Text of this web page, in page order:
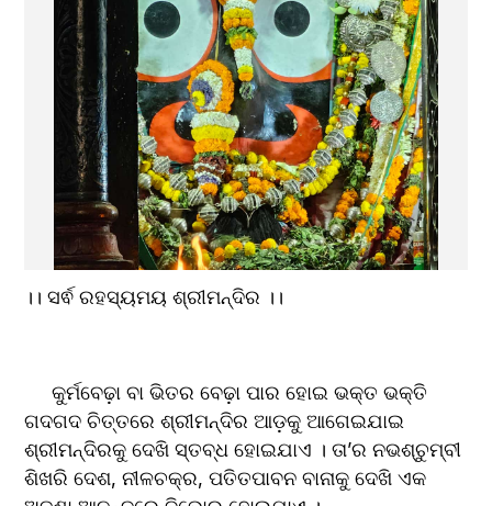
।। ସର୍ଵ ରହସ୍ୟମୟ ଶ୍ରୀମନ୍ଦିର ।।
କୁର୍ମବେଢ଼ା ବା ଭିତର ବେଢ଼ା ପାର ହୋଇ ଭକ୍ତ ଭକ୍ତି
ଗଦଗଦ ଚିତ୍ତରେ ଶ୍ରୀମନ୍ଦିର ଆଡ଼କୁ ଆଗେଇଯାଇ
ଶ୍ରୀମନ୍ଦିରକୁ ଦେଖି ସ୍ତବ୍ଧ ହୋଇଯାଏ । ତା’ର ନଭଶ୍ଚୁମ୍ବୀ
ଶିଖରି ଦେଶ, ନୀଳଚକ୍ର, ପତିତପାବନ ବାନାକୁ ଦେଖି ଏକ